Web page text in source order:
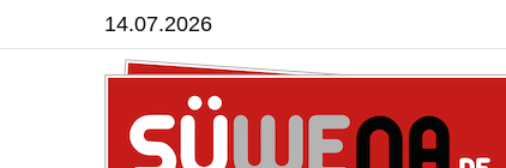
14.07.2026